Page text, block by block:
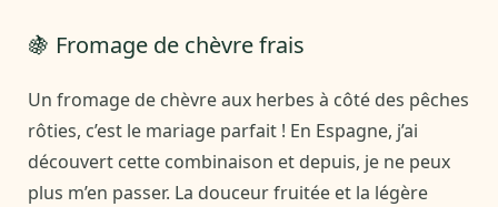
🍇 Fromage de chèvre frais
Un fromage de chèvre aux herbes à côté des pêches
rôties, c’est le mariage parfait ! En Espagne, j’ai
découvert cette combinaison et depuis, je ne peux
plus m’en passer. La douceur fruitée et la légère